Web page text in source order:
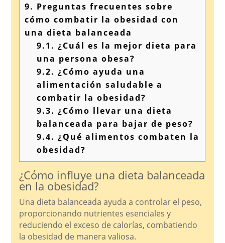
9. Preguntas frecuentes sobre
cómo combatir la obesidad con
una dieta balanceada
9.1. ¿Cuál es la mejor dieta para
una persona obesa?
9.2. ¿Cómo ayuda una
alimentación saludable a
combatir la obesidad?
9.3. ¿Cómo llevar una dieta
balanceada para bajar de peso?
9.4. ¿Qué alimentos combaten la
obesidad?
¿Cómo influye una dieta balanceada
en la obesidad?
Una dieta balanceada ayuda a controlar el peso,
proporcionando nutrientes esenciales y
reduciendo el exceso de calorías, combatiendo
la obesidad de manera valiosa.